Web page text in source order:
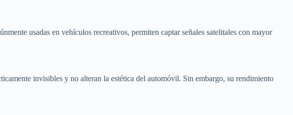
usadas en vehículos recreativos, permiten captar señales satelitales con mayor
invisibles y no alteran la estética del automóvil. Sin embargo, su rendimiento